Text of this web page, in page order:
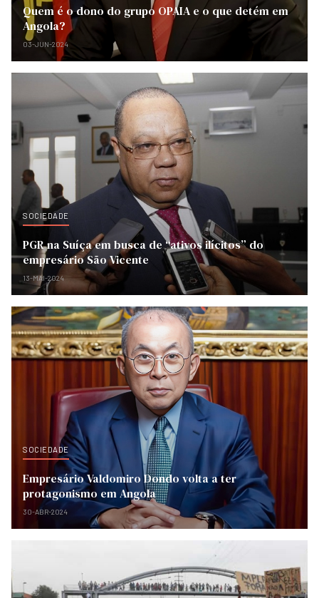
Quem é o dono do grupo OPAIA e o que detém em
Angola?
03-JUN-2024
SOCIEDADE
PGR na Suíça em busca de “ativos ilícitos” do
empresário São Vicente
13-MAI-2024
SOCIEDADE
Empresário Valdomiro Dondo volta a ter
protagonismo em Angola
30-ABR-2024